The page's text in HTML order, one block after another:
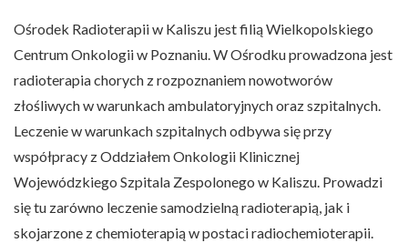
Ośrodek Radioterapii w Kaliszu jest filią Wielkopolskiego
Centrum Onkologii w Poznaniu. W Ośrodku prowadzona jest
radioterapia chorych z rozpoznaniem nowotworów
złośliwych w warunkach ambulatoryjnych oraz szpitalnych.
Leczenie w warunkach szpitalnych odbywa się przy
współpracy z Oddziałem Onkologii Klinicznej
Wojewódzkiego Szpitala Zespolonego w Kaliszu. Prowadzi
się tu zarówno leczenie samodzielną radioterapią, jak i
skojarzone z chemioterapią w postaci radiochemioterapii.